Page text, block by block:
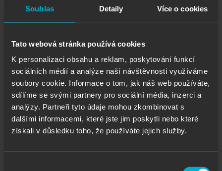
Souhlas Detaily Více o cookies
Tato webová stránka používá cookies
K personalizaci obsahu a reklam, poskytování funkcí
sociálních médií a analýze naší návštěvnosti využíváme
soubory cookie. Informace o tom, jak náš web používáte,
sdílíme se svými partnery pro sociální média, inzerci a
analýzy. Partneři tyto údaje mohou zkombinovat s
dalšími informacemi, které jste jim poskytli nebo které
získali v důsledku toho, že používáte jejich služby.